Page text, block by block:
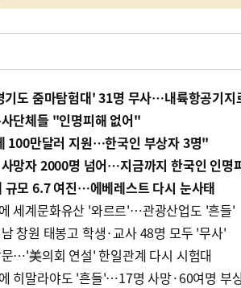
기도 줌마탐험대' 31명 무사…내륙항공기지
단체들 "인명피해 없어"
100만달러 지원…한국인 부상자 3명"
망자 2000명 넘어…지금까지 한국인 인명
규모 6.7 여진…에베레스트 다시 눈사태
세계문화유산 '와르르'…관광산업도 '흔들'
창원 태봉고 학생·교사 48명 모두 '무사'
…'美의회 연설' 한일관계 다시 시험대
히말라야도 '흔들'…17명 사망·60여명 부